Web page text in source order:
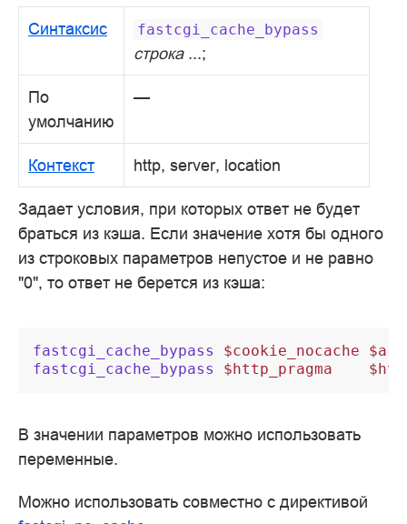
Синтаксис fastcgi_cache_bypass
строка...;
По
умолчанию
—
Контекст http, server, location
Задает условия, при которых ответ не будет
браться из кэша. Если значение хотя бы одного
из строковых параметров непустое и не равно
"0", то ответ не берется из кэша:
fastcgi_cache_bypass $cookie_nocache
fastcgi_cache_bypass
$http_pragma
В значении параметров можно использовать
переменные.
Можно использовать совместно с директивой